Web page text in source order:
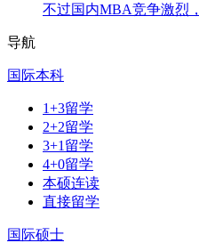
不过国内MBA竞争激烈
导航
国际本科
1+3留学
2+2留学
3+1留学
4+0留学
本硕连读
直接留学
国际硕士